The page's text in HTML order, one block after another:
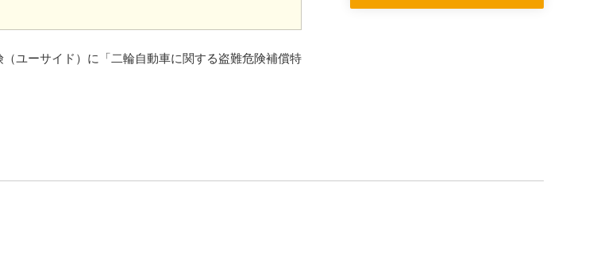
ユーサイド）に「二輪自動車に関する盗難危険補償特